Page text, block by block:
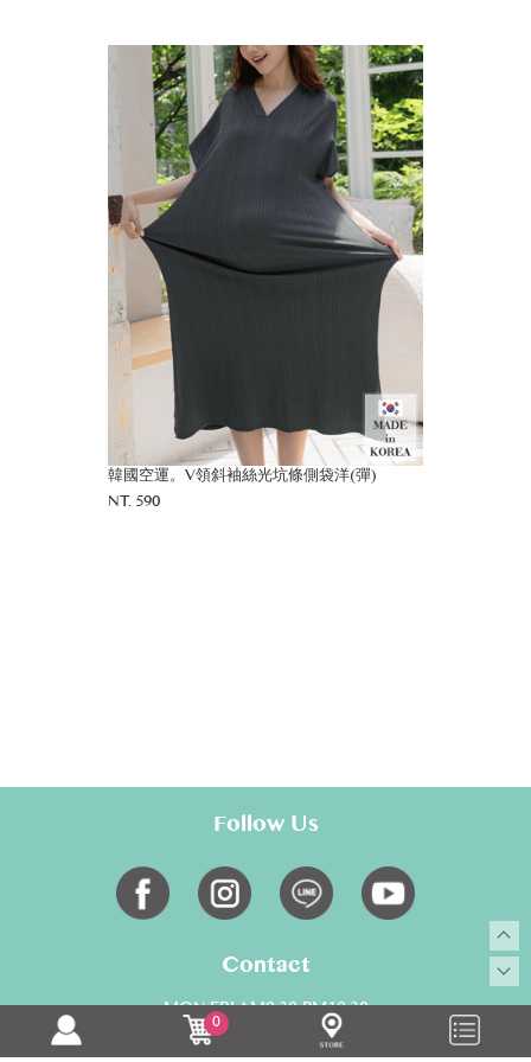
韓國空運。V領斜袖絲光坑條側袋洋(彈)
NT. 590
Follow Us
Contact
MON-FRI AM9:30-PM18:30
02-28817700
0